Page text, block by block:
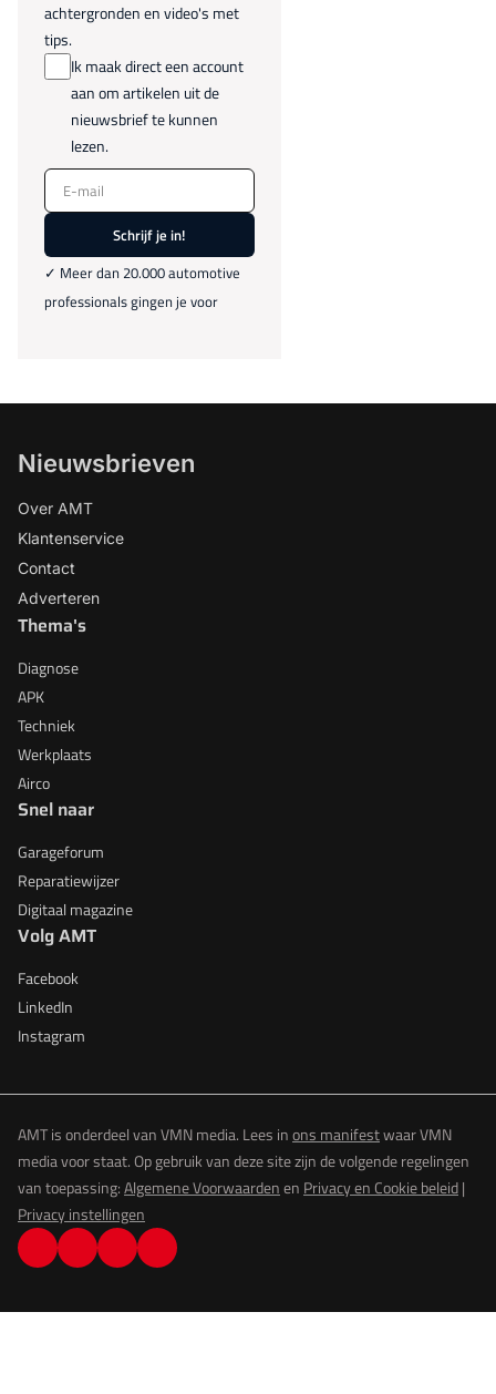
achtergronden en video's met
tips.
Ik maak direct een account
aan om artikelen uit de
nieuwsbrief te kunnen
lezen.
E-mail
Schrijf je in!
✓ Meer dan 20.000 automotive
professionals gingen je voor
Nieuwsbrieven
Over AMT
Klantenservice
Contact
Adverteren
Thema's
Diagnose
APK
Techniek
Werkplaats
Airco
Snel naar
Garageforum
Reparatiewijzer
Digitaal magazine
Volg AMT
Facebook
LinkedIn
Instagram
AMT is onderdeel van VMN media. Lees inons manifestwaar VMN
media voor staat. Op gebruik van deze site zijn de volgende regelingen
van toepassing:Algemene Voorwaardenen Privacy en Cookie beleid|
Privacy instellingen